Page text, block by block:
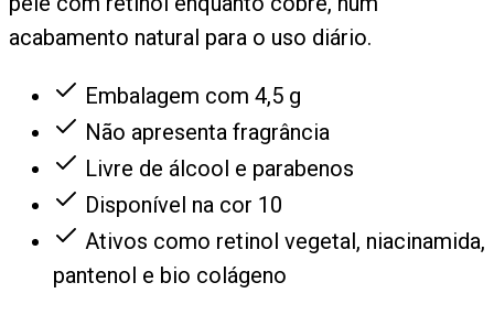
acabamento natural para o uso diário.
Embalagem com 4,5 g
Não apresenta fragrância
Livre de álcool e parabenos
Disponível na cor 10
Ativos como retinol vegetal, niacinamida,
pantenol e bio colágeno